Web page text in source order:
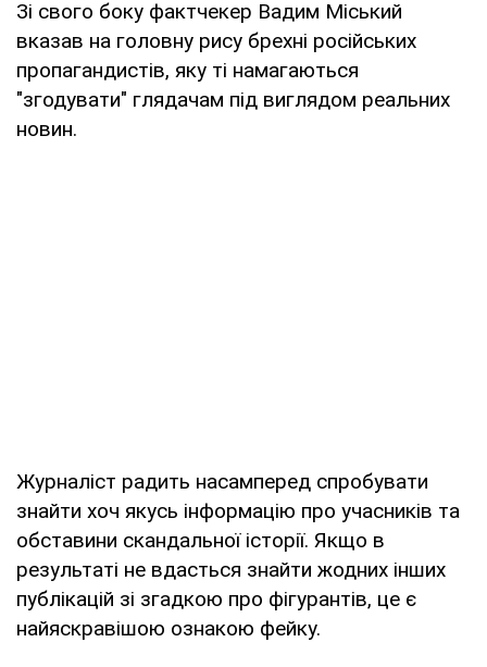
Зі свого боку фактчекер Вадим Міський
вказав на головну рису брехні російських
пропагандистів, яку ті намагаються
"згодувати" глядачам під виглядом реальних
новин.
Журналіст радить насамперед спробувати
знайти хоч якусь інформацію про учасників та
обставини скандальної історії. Якщо в
результаті не вдасться знайти жодних інших
публікацій зі згадкою про фігурантів, це є
найяскравішою ознакою фейку.